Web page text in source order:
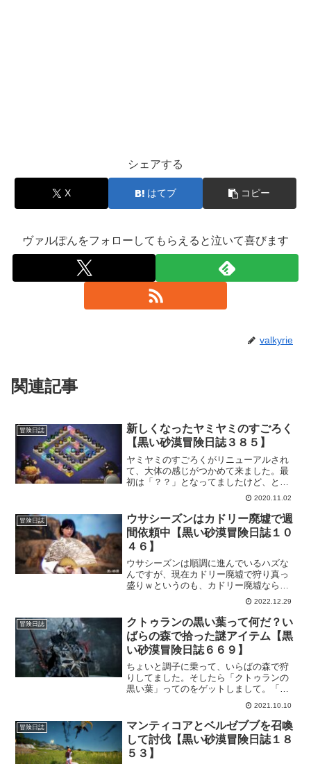
シェアする
X はてブ コピー
ヴァルぽんをフォローしてもらえると泣いて喜びます
valkyrie
関連記事
冒険日誌
新しくなったヤミヤミのすごろく
【黒い砂漠冒険日誌３８５】
ヤミヤミのすごろくがリニューアルされ
て、大体の感じがつかめて来ました。最
初は「？？」となってましたけど、とり
あえず遊んでみればなんとか理解できる
ものですねｗ残念ながら、毎回決まった
完走報酬がもらえなくはなりましたけ
ど、違った楽しみもありそうなのでいい
んじゃないかと思います。
2020.11.02
冒険日誌
ウサシーズンはカドリー廃墟で週
間依頼中【黒い砂漠冒険日誌１０
４６】
ウサシーズンは順調に進んでいるハズな
んですが、現在カドリー廃墟で狩り真っ
盛りｗというのも、カドリー廃墟なら移
動も少なく固まっくれているので狩りが
しやすい。ただ、宝物イベントに入って
しまったので時間を考えて行かない冒険
者さんがたくさんいそう…。
2022.12.29
冒険日誌
クトゥランの黒い葉って何だ？い
ばらの森で拾った謎アイテム【黒
い砂漠冒険日誌６６９】
ちょいと調子に乗って、いらばの森で狩
りしてました。そしたら「クトゥランの
黒い葉」ってのをゲットしまして。「な
んじゃこりゃ？」って調べてみたら「あ
ぁ～そういうのか」ってなりました。と
りあえずは、いばらの森で狩りするのが
大変なのでこれは保留になりましたｗ
2021.10.10
冒険日誌
マンティコアとベルゼブブを召喚
して討伐【黒い砂漠冒険日誌１８
５３】